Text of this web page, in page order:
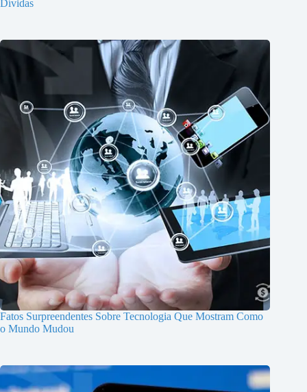
Dívidas
Fatos Surpreendentes Sobre Tecnologia Que Mostram Como
o Mundo Mudou